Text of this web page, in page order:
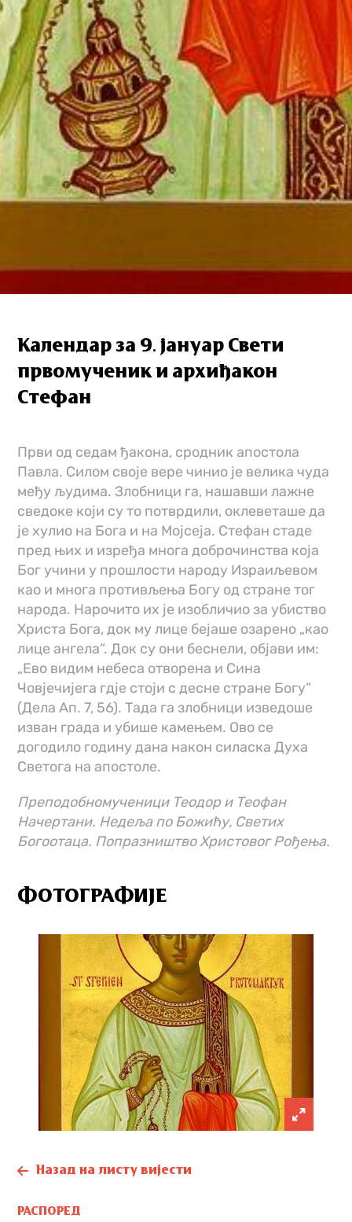
Календар за 9. јануар Свети
првомученик и архиђакон
Стефан
Први од седам ђакона, сродник апостола
Павла. Силом своје вере чинио је велика чуда
међу људима. Злобници га, нашавши лажне
сведоке који су то потврдили, оклеветаше да
је хулио на Бога и на Мојсеја. Стефан стаде
пред њих и изређа многа доброчинства која
Бог учини у прошлости народу Израиљевом
као и многа противљења Богу од стране тог
народа. Нарочито их је изобличио за убиство
Христа Бога, док му лице бејаше озарено „као
лице ангела“. Док су они беснели, објави им:
„Ево видим небеса отворена и Сина
Човјечијега гдје стоји с десне стране Богу“
(Дела Ап. 7, 56). Тада га злобници изведоше
изван града и убише камењем. Ово се
догодило годину дана након силаска Духа
Светога на апостоле.
Преподобномученици Теодор и Теофан
Начертани. Недеља по Божићу, Светих
Богоотаца. Попразништво Христовог Рођења.
ФОТОГРАФИЈЕ
Назад на листу вијести
РАСПОРЕД